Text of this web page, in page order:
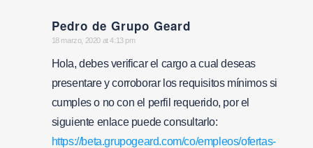
Pedro de Grupo Geard
says:
18 marzo, 2020 at 4:13 pm
Hola, debes verificar el cargo a cual deseas
presentare y corroborar los requisitos mínimos si
cumples o no con el perfil requerido, por el
siguiente enlace puede consultarlo:
https://beta.grupogeard.com/co/empleos/ofertas-